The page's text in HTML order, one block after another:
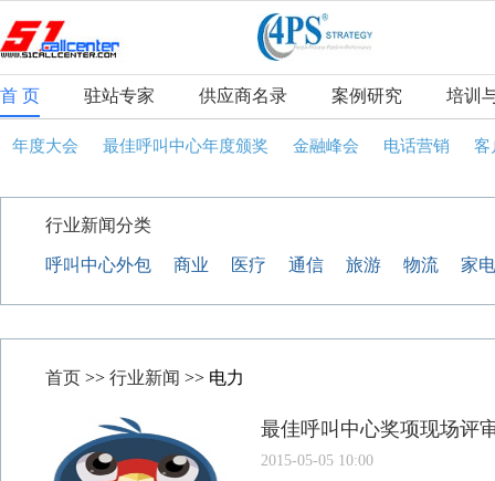
首 页 驻站专家 供应商名录 案例研究 培训
年度大会 最佳呼叫中心年度颁奖 金融峰会 电话营销 客
行业新闻分类
呼叫中心外包 商业 医疗 通信 旅游 物流 家电
首页 >> 行业新闻 >> 电力
最佳呼叫中心奖项现场评
2015-05-05 10:00